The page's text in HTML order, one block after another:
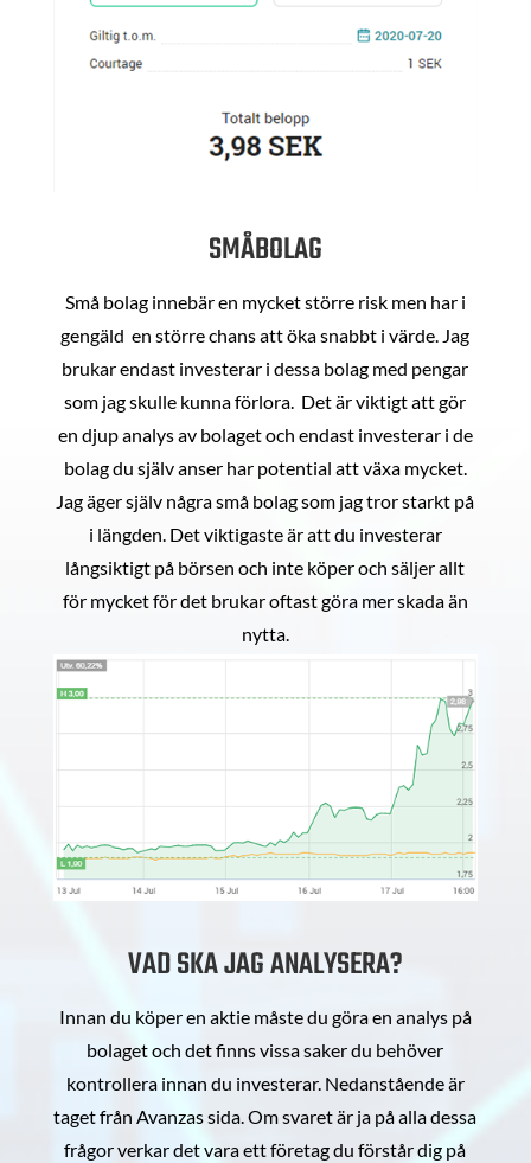
SMÅBOLAG
Små bolag innebär en mycket större risk men har i
gengäld en större chans att öka snabbt i värde. Jag
brukar endast investerar i dessa bolag med pengar
som jag skulle kunna förlora. Det är viktigt att gör
en djup analys av bolaget och endast investerar i de
bolag du själv anser har potential att växa mycket.
Jag äger själv några små bolag som jag tror starkt på
i längden. Det viktigaste är att du investerar
långsiktigt på börsen och inte köper och säljer allt
för mycket för det brukar oftast göra mer skada än
nytta.
VAD SKA JAG ANALYSERA?
Innan du köper en aktie måste du göra en analys på
bolaget och det finns vissa saker du behöver
kontrollera innan du investerar. Nedanstående är
taget från Avanzas sida. Om svaret är ja på alla dessa
frågor verkar det vara ett företag du förstår dig på